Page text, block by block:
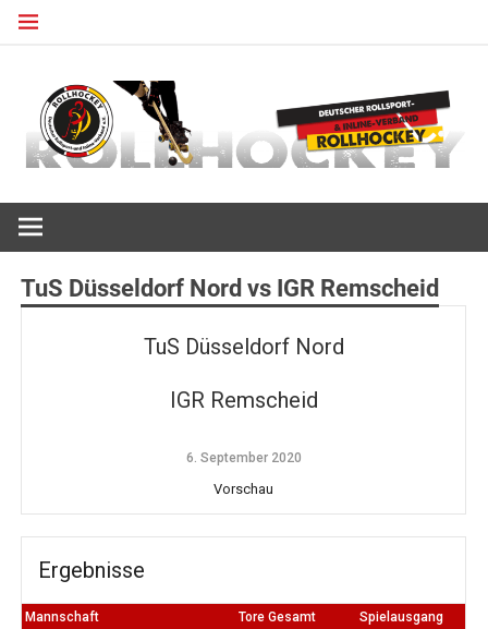
Zum
TuS Düsseldorf Nord vs IGR Remscheid
TuS Düsseldorf Nord
IGR Remscheid
6. September 2020
Vorschau
Ergebnisse
Mannschaft Tore Gesamt Spielausgang